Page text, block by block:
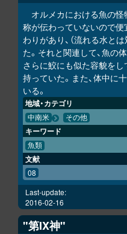
オルメカにおける魚の
称が伝わっていないので
わりがあり、（流れる水と
た。それと関連して、魚の
さらに鮫にも似た容貌をし
持っていた。また、体中に
いる。
地域・カテゴリ
中南米 その他
キーワード
魚類
文献
08
Last-update:
2016-02-16
"第IX神"